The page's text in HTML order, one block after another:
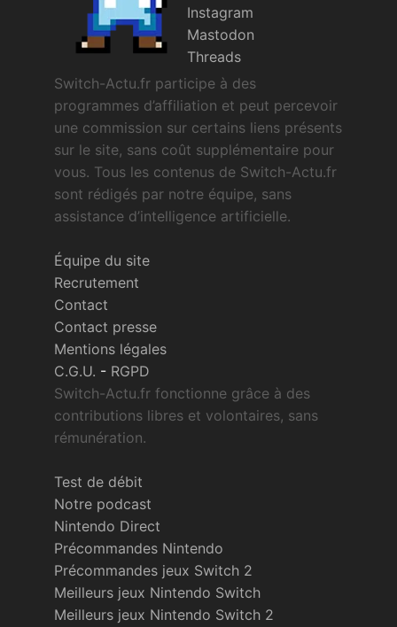
Instagram
Mastodon
Threads
Switch-Actu.fr participe à des
programmes d’affiliation et peut percevoir
une commission sur certains liens présents
sur le site, sans coût supplémentaire pour
vous. Tous les contenus de Switch-Actu.fr
sont rédigés par notre équipe, sans
assistance d’intelligence artificielle.
Équipe du site
Recrutement
Contact
Contact presse
Mentions légales
C.G.U. - RGPD
Switch-Actu.fr fonctionne grâce à des
contributions libres et volontaires, sans
rémunération.
Test de débit
Notre podcast
Nintendo Direct
Précommandes Nintendo
Précommandes jeux Switch 2
Meilleurs jeux Nintendo Switch
Meilleurs jeux Nintendo Switch 2